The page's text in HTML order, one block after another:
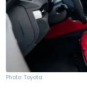
Photo: Toyota